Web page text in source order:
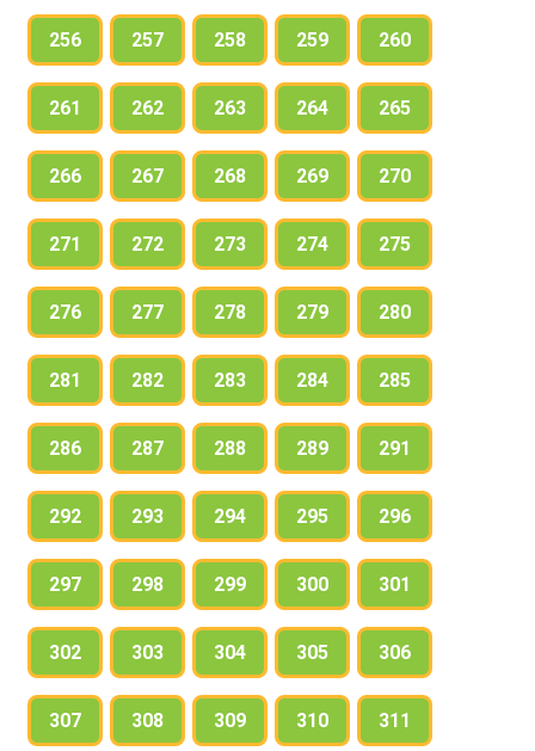
256 257 258 259 260
261 262 263 264 265
266 267 268 269 270
271 272 273 274 275
276 277 278 279 280
281 282 283 284 285
286 287 288 289 291
292 293 294 295 296
297 298 299 300 301
302 303 304 305 306
307 308 309 310 311